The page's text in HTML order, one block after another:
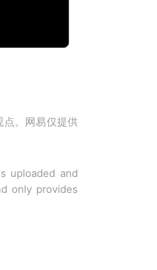
点。网易仅提供
uploaded and
only provides